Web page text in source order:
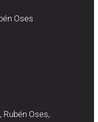
Oses
Oses,